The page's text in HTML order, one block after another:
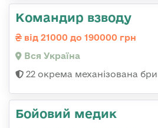
Командир взводу
від 21000 до 190000 грн
Вся Україна
22 окрема механізована
Бойовий медик